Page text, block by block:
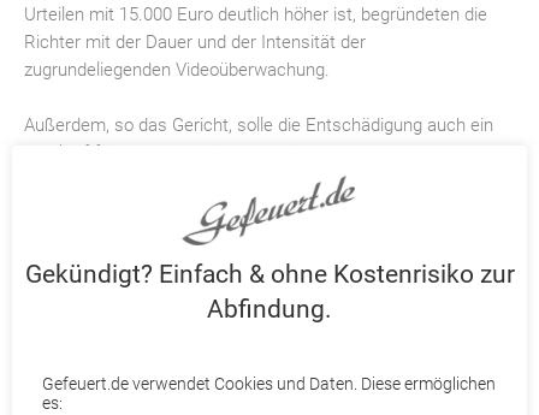
Urteilen mit 15.000 Euro deutlich höher ist, begründeten die
Richter mit der Dauer und der Intensität der
zugrundeliegenden Videoüberwachung.
Außerdem, so das Gericht, solle die Entschädigung auch ein
Weckruf für andere Arbeitgeber sein. Getreu dem Motto: Wer
die Rechte seiner Mitarbeiter in Sachen Datenschutz nicht
respektiert, muss mit entsprechenden Sanktionen rechnen.
Gefeuert.de macht sich für Ihre Abfindung stark!
Partneranwälte prüfen Ihre Kündigung
Ihnen wurde gekündigt? Holen Sie ohne Kostenrisiko das
Abfindung , Kündigungsrücknahme, Terminverschiebung oder
Wandlung einer außerordentlichen
Gekündigt? Einfach & ohne Kostenrisiko zur
Abfindung.
Gefeuert.de verwendet Cookies und Daten. Diese ermöglichen
es: